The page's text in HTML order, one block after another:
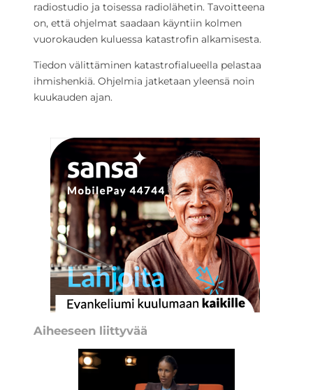
radiostudio ja toisessa radiolähetin. Tavoitteena
on, että ohjelmat saadaan käyntiin kolmen
vuorokauden kuluessa katastrofin alkamisesta.
Tiedon välittäminen katastrofialueella pelastaa
ihmishenkiä. Ohjelmia jatketaan yleensä noin
kuukauden ajan.
Aiheeseen liittyvää